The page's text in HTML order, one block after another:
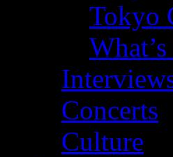
Tokyo
Concerts
Culture